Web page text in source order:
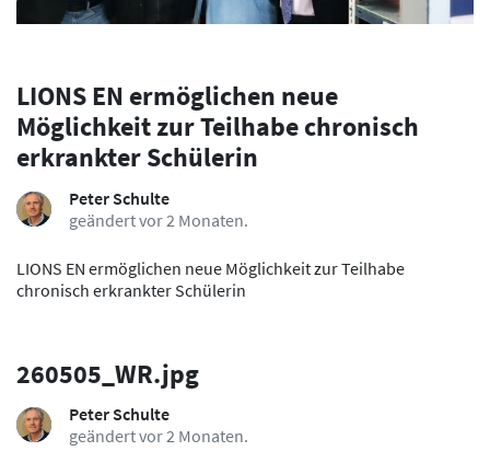
LIONS EN ermöglichen neue
Möglichkeit zur Teilhabe chronisch
erkrankter Schülerin
Peter Schulte
geändert vor 2 Monaten.
LIONS EN ermöglichen neue Möglichkeit zur Teilhabe
chronisch erkrankter Schülerin
260505_WR.jpg
Peter Schulte
geändert vor 2 Monaten.